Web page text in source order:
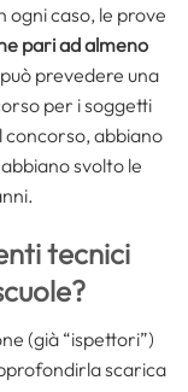
ogni caso, le prove
pari ad almeno
prevedere una
per i soggetti
concorso, abbiano
svolto le
tecnici
(già “ispettori”)
scarica